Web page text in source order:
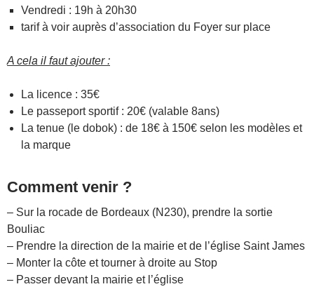
Vendredi : 19h à 20h30
tarif à voir auprès d’association du Foyer sur place
A cela il faut ajouter :
La licence : 35€
Le passeport sportif : 20€ (valable 8ans)
La tenue (le dobok) : de 18€ à 150€ selon les modèles et
la marque
Comment venir ?
– Sur la rocade de Bordeaux (N230), prendre la sortie
Bouliac
– Prendre la direction de la mairie et de l’église Saint James
– Monter la côte et tourner à droite au Stop
– Passer devant la mairie et l’église